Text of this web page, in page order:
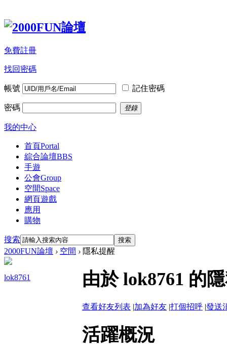
免費註冊
找回密碼
帳號 記住密碼
密碼 登錄
我的中心
首頁Portal
綜合論壇BBS
手遊
公會Group
空間Space
網頁遊戲
應用
購物
搜索 搜索
2000FUN論壇 › 空間 › 隱私提醒
lok8761 由於 lok8761 的
查看好友列表 |加為好友 |打個招呼 |發送
活躍概況